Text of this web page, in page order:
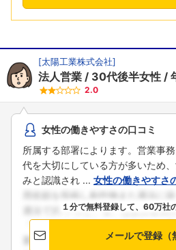
[太陽工業株式会社]
法人営業 30代後半女性
2.0
女性の働きやすさの口コミ
所属する部署によります。営業事
代を大切にしている方が多いため
みと認識され ... 女性の働きやすさ
１分で無料登録して、60万社
メールで登録（